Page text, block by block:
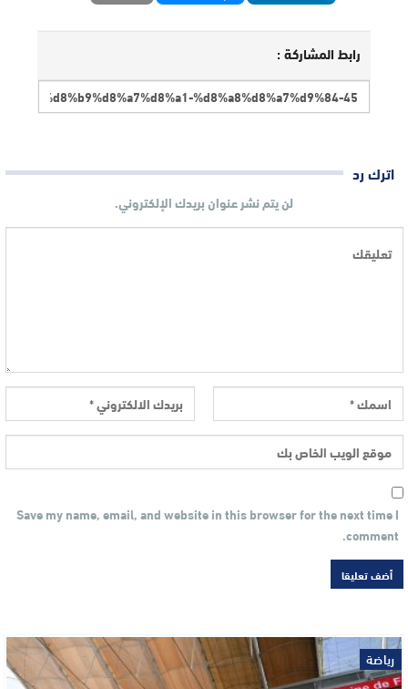
رابط المشاركة :
اترك رد
لن يتم نشر عنوان بريدك الإلكتروني.
Save my name, email, and website in this browser for the next time I
comment.
رياضة